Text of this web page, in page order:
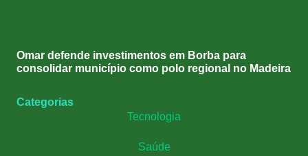
Omar defende investimentos em Borba para
consolidar município como polo regional no Madeira
Categorias
Tecnologia
Saúde